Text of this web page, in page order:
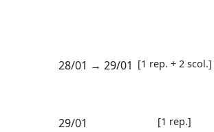
28/01 → 29/01 [1 rep. + 2 scol.]
29/01 [1 rep.]